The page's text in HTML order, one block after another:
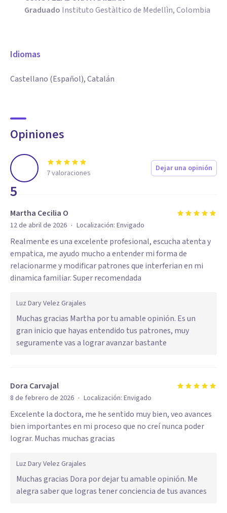
Graduado Instituto Gestàltico de Medellìn, Colombia
Idiomas
Castellano (Español), Catalán
Opiniones
5
7valoraciones Dejar una opinión
Martha Cecilia O
12 de abril de 2026 · Localización: Envigado
Realmente es una excelente profesional, escucha atenta y
empatica, me ayudo mucho a entender mi forma de
relacionarme y modificar patrones que interferian en mi
dinamica familiar. Super recomendada
Luz Dary Velez Grajales
Muchas gracias Martha por tu amable opinión. Es un
gran inicio que hayas entendido tus patrones, muy
seguramente vas a lograr avanzar bastante
Dora Carvajal
8 de febrero de 2026 · Localización: Envigado
Excelente la doctora, me he sentido muy bien, veo avances
bien importantes en mi proceso que no creí nunca poder
lograr. Muchas muchas gracias
Luz Dary Velez Grajales
Muchas gracias Dora por dejar tu amable opinión. Me
alegra saber que logras tener conciencia de tus avances